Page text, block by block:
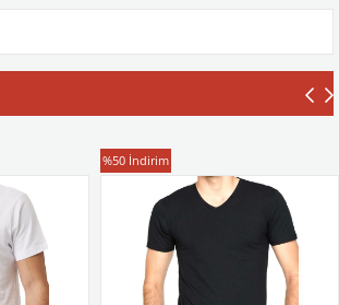
T-Shirt
%50 İndirim